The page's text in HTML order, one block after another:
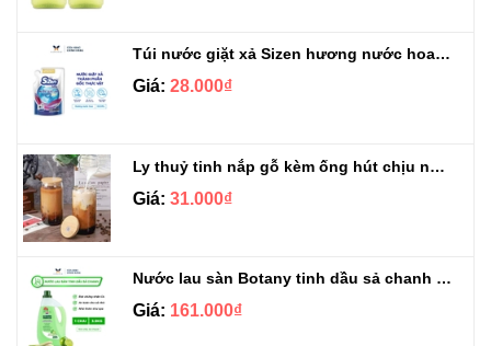
Túi nước giặt xả Sizen hương nước hoa 500 ml
Giá: 28.000₫
Ly thuỷ tinh nắp gỗ kèm ống hút chịu nhiệt 500ml
Giá: 31.000₫
Nước lau sàn Botany tinh dầu sả chanh chai 3.9kg
Giá: 161.000₫